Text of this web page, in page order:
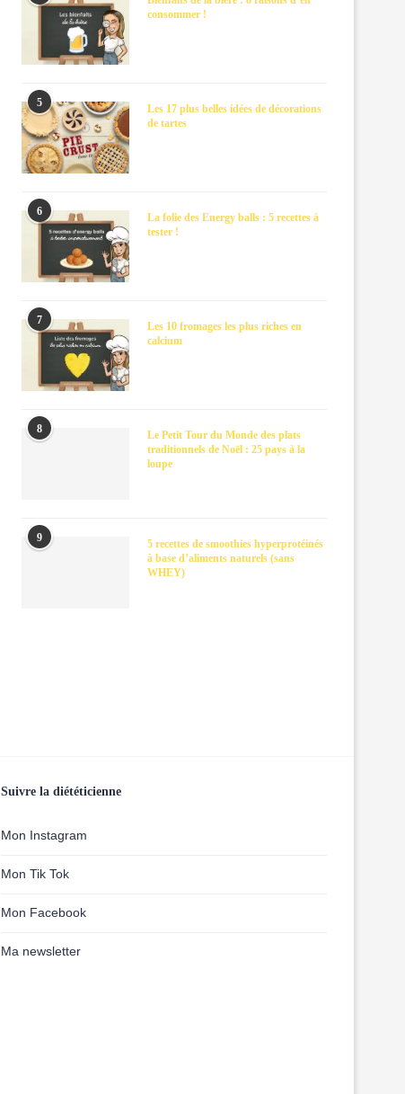
consommer !
5
Les 17 plus belles idées de décorations
de tartes
6
La folie des Energy balls : 5 recettes à
tester !
7
Les 10 fromages les plus riches en
calcium
8
Le Petit Tour du Monde des plats
traditionnels de Noël : 25 pays à la
loupe
9
5 recettes de smoothies hyperprotéinés
à base d’aliments naturels (sans
WHEY)
Suivre la diététicienne
Mon Instagram
Mon Tik Tok
Mon Facebook
Ma newsletter